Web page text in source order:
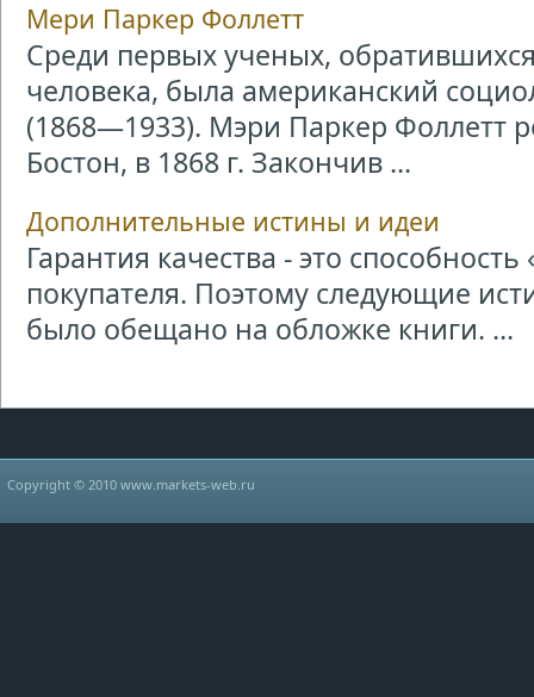
Мери Паркер Фоллетт
Среди первых ученых,
человека, была американский
(1868—1933). Мэри Паркер Фоллетт
Бостон, в 1868 г. Закончив ...
Дополнительные истины и идеи
Гарантия качества - это
покупателя. Поэтому следующие
было обещано на обложке книги. ...
Copyright © 2010 www.markets-web.ru